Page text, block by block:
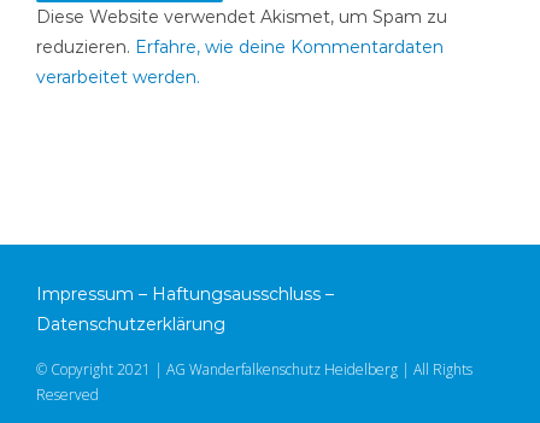
Diese Website verwendet Akismet, um Spam zu
reduzieren. Erfahre, wie deine Kommentardaten
verarbeitet werden.
Impressum – Haftungsausschluss –
Datenschutzerklärung
© Copyright 2021 | AG Wanderfalkenschutz Heidelberg | All Rights
Reserved